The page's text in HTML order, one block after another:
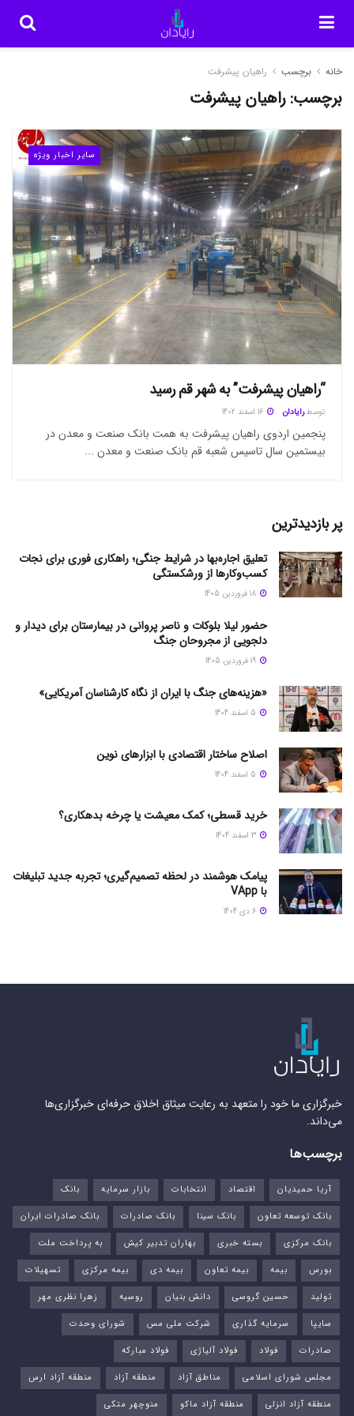
خانه برچسب راهیان پیشرفت
برچسب:راهیان پیشرفت
سایر اخبار ویژه
“راهیان پیشرفت” به شهر قم رسید
توسط رایادان
پنجمین اردوی راهیان پیشرفت به همت بانک صنعت و معدن در
بیستمین سال تاسیس شعبه قم بانک صنعت و معدن ...
پر بازدیدترین
تعلیق اجاره‌بها در شرایط جنگی؛ راهکاری فوری برای نجات
کسب‌وکارها از ورشکستگی
حضور لیلا بلوکات و ناصر پروانی در بیمارستان برای دیدار و
دلجویی از مجروحان جنگ
«هزینه‌های جنگ با ایران از نگاه کارشناسان آمریکایی»
اصلاح ساختار اقتصادی با ابزارهای نوین
خرید قسطی؛ کمک معیشت یا چرخه بدهکاری؟
پیامک هوشمند در لحظه تصمیم‌گیری؛ تجربه جدید تبلیغات
با VApp
خبرگزاری ما خود را متعهد به رعایت میثاق اخلاق حرفه‌ای خبرگزاری‌ها
می‌داند.
برچسب‌ها
آریا حمیدیان اقتصاد انتخابات بازار سرمایه
بانک
بانک توسعه تعاون
بانک سینا بانک صادرات
بانک صادرات ایران
بانک مرکزی
بسته خبری بهاران تدبیر کیش
به پرداخت ملت
بورس‌
بیمه بیمه تعاون بیمه دی بیمه مرکزی
تسهیلات
تولید
حسین گروسی دانش بنیان روسیه
زهرا نظری مهر
سایپا
سرمایه گذاری شرکت ملی مس
شورای وحدت
صادرات
فولاد فولاد آلیاژی
فولاد مبارکه
مجلس شورای اسلامی
مناطق آزاد منطقه آزاد
منطقه آزاد ارس
منطقه آزاد انزلی
منطقه آزاد ماکو منوچهر متکی